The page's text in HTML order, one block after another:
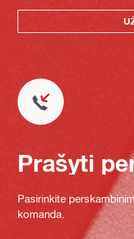
Prašyti
Pasirinkite
komanda.